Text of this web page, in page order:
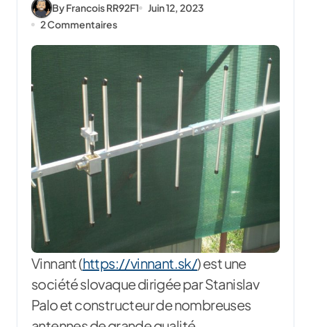
By Francois RR92F1
Juin 12, 2023
2 Commentaires
Vinnant (https://vinnant.sk/) est une
société slovaque dirigée par Stanislav
Palo et constructeur de nombreuses